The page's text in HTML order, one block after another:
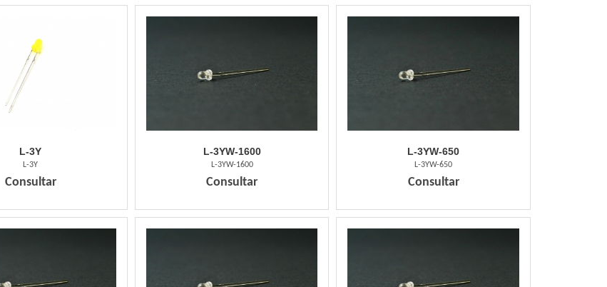
L-3Y
L-3Y
Consultar
L-3YW-1600
L-3YW-1600
Consultar
L-3YW-650
L-3YW-650
Consultar